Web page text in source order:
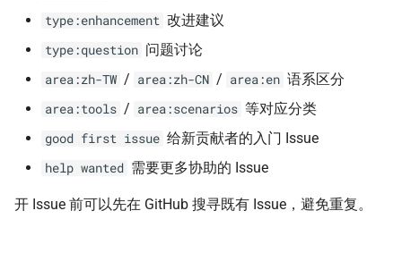
type:enhancement 改进建议
type:question 问题讨论
area:zh-TW / area:zh-CN / area:en 语系区分
area:tools / area:scenarios 等对应分类
good first issue 给新贡献者的入门 Issue
help wanted 需要更多协助的 Issue
开 Issue 前可以先在 GitHub 搜寻既有 Issue，避免重复。